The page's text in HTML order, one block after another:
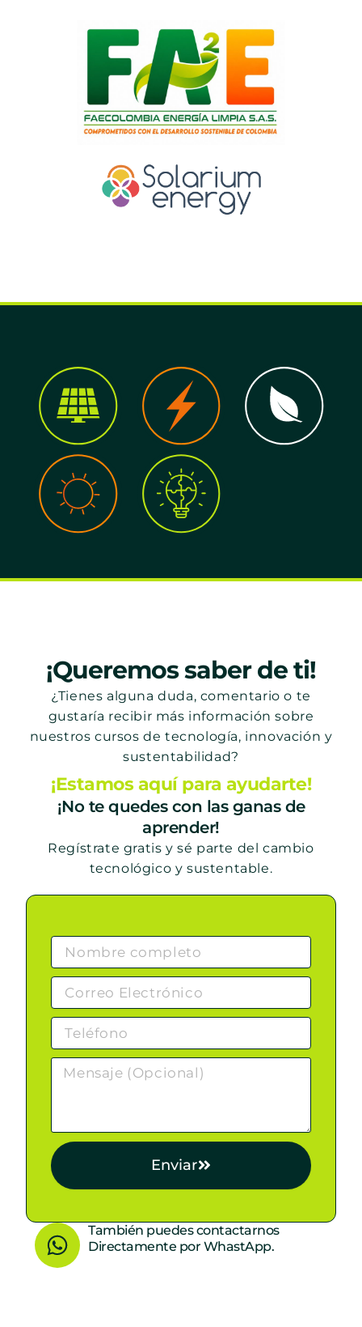
¡Queremos saber de ti!
¿Tienes alguna duda, comentario o te
gustaría recibir más información sobre
nuestros cursos de tecnología, innovación y
sustentabilidad?
¡Estamos aquí para ayudarte!
¡No te quedes con las ganas de
aprender!
Regístrate gratis y sé parte del cambio
tecnológico y sustentable.
Enviar
W
h
También puedes contactarnos
Directamente por WhastApp.